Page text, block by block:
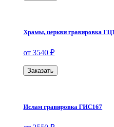
Храмы, церкви гравировка
от 3540 ₽
Заказать
Ислам гравировка ГИС167